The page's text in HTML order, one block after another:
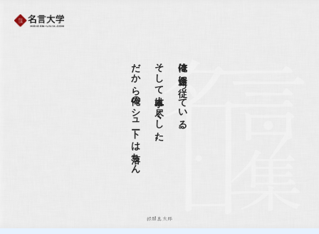
俺は運命に従っている。
そして人事は尽くした。
だから俺のシュートは落ちん
緑間真太郎